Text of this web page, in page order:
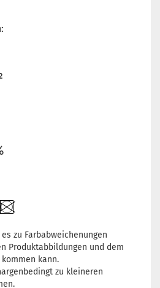
zu Farbabweichenungen
Produktabbildungen und dem
kann.
zu kleineren